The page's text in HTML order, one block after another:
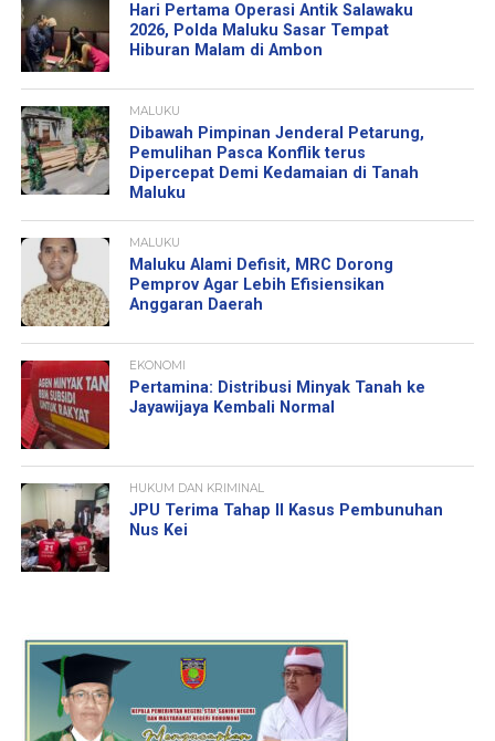
Hari Pertama Operasi Antik Salawaku
2026, Polda Maluku Sasar Tempat
Hiburan Malam di Ambon
MALUKU
Dibawah Pimpinan Jenderal Petarung,
Pemulihan Pasca Konflik terus
Dipercepat Demi Kedamaian di Tanah
Maluku
MALUKU
Maluku Alami Defisit, MRC Dorong
Pemprov Agar Lebih Efisiensikan
Anggaran Daerah
EKONOMI
Pertamina: Distribusi Minyak Tanah ke
Jayawijaya Kembali Normal
HUKUM DAN KRIMINAL
JPU Terima Tahap II Kasus Pembunuhan
Nus Kei